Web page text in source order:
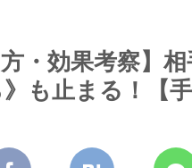
・効果考察】
も止まる！【